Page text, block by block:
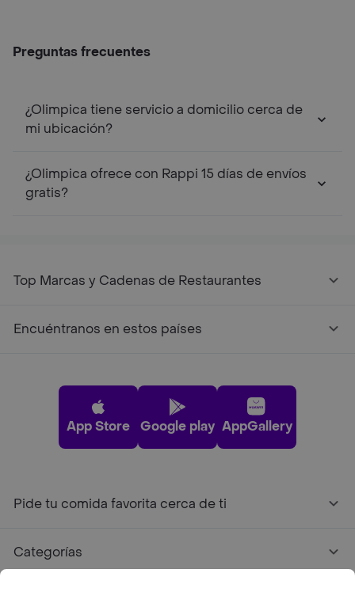
Preguntas frecuentes
¿Olimpica tiene servicio a domicilio cerca de
mi ubicación?
¿Olimpica ofrece con Rappi 15 días de envíos
gratis?
Top Marcas y Cadenas de Restaurantes
Encuéntranos en estos países
App Store Google play AppGallery
Pide tu comida favorita cerca de ti
Categorías